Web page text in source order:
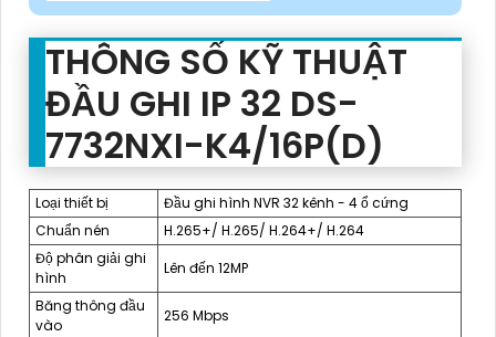
THÔNG SỐ KỸ THUẬT
ĐẦU GHI IP 32 DS-
7732NXI-K4/16P(D)
Loại thiết bị
Đầu ghi hình NVR 32 kênh - 4 ổ cứng
Chuẩn nén
H.265+/ H.265/ H.264+/ H.264
Độ phân giải ghi
hình
Lên đến 12MP
Băng thông đầu
vào
256 Mbps